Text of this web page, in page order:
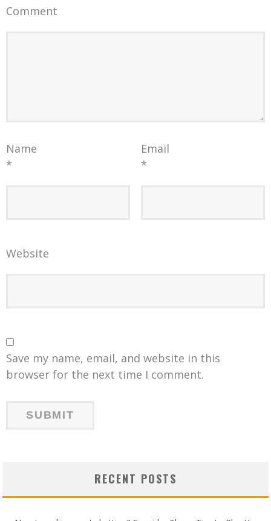
Comment
Name
*
Email
*
Website
Save my name, email, and website in this
browser for the next time I comment.
RECENT POSTS